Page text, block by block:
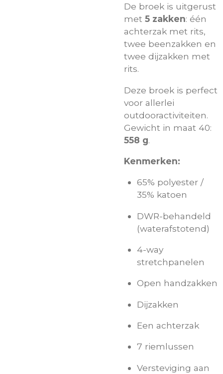
De broek is uitgerust
met 5 zakken: één
achterzak met rits,
twee beenzakken en
twee dijzakken met
rits.
Deze broek is perfect
voor allerlei
outdooractiviteiten.
Gewicht in maat 40:
558 g.
Kenmerken:
65% polyester /
35% katoen
DWR-behandeld
(waterafstotend)
4-way
stretchpanelen
Open handzakken
Dijzakken
Een achterzak
7 riemlussen
Versteviging aan